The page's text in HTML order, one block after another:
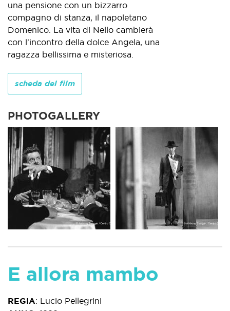
una pensione con un bizzarro
compagno di stanza, il napoletano
Domenico. La vita di Nello cambierà
con l'incontro della dolce Angela, una
ragazza bellissima e misteriosa.
scheda del film
PHOTOGALLERY
E allora mambo
REGIA: Lucio Pellegrini